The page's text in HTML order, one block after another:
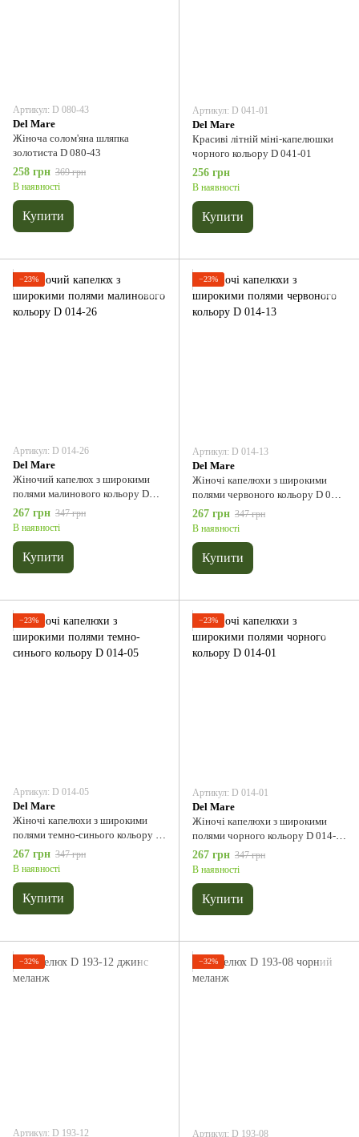
Артикул: D 080-43
Del Мare
Жіноча солом'яна шляпка
золотиста D 080-43
258 грн 369 грн
В наявності
Купити
Артикул: D 041-01
Del Мare
Красиві літній міні-капелюшки
чорного кольору D 041-01
256 грн
В наявності
Купити
−23%
Артикул: D 014-26
Del Мare
Жіночий капелюх з широкими
полями малинового кольору D
014-26
267 грн 347 грн
В наявності
Купити
−23%
Артикул: D 014-13
Del Мare
Жіночі капелюхи з широкими
полями червоного кольору D 014-
13
267 грн 347 грн
В наявності
Купити
−23%
Артикул: D 014-05
Del Мare
Жіночі капелюхи з широкими
полями темно-синього кольору D
014-05
267 грн 347 грн
В наявності
Купити
−23%
Артикул: D 014-01
Del Мare
Жіночі капелюхи з широкими
полями чорного кольору D 014-
01
267 грн 347 грн
В наявності
Купити
−32%
Артикул: D 193-12
−32%
Артикул: D 193-08